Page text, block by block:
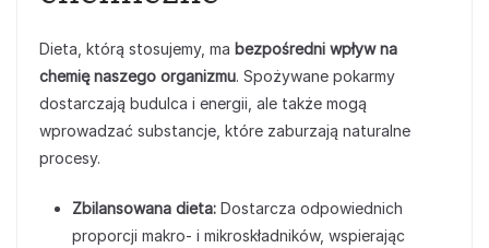
Dieta, którą stosujemy, ma bezpośredni wpływ na
chemię naszego organizmu. Spożywane pokarmy
dostarczają budulca i energii, ale także mogą
wprowadzać substancje, które zaburzają naturalne
procesy.
Zbilansowana dieta: Dostarcza odpowiednich
proporcji makro- i mikroskładników, wspierając